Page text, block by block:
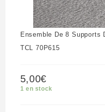
Ensemble De 8 Supports
TCL 70P615
5,00€
1 en stock